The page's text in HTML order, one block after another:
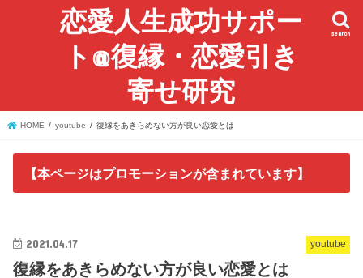
恋愛人生成功サポー
ト@復縁・恋愛引き
寄せ研究
search
HOME youtube 復縁をあきらめない方が良い恋愛とは
【本ページはプロモーションが含まれています】
youtube
2021.04.17
復縁をあきらめない方が良い恋愛とは